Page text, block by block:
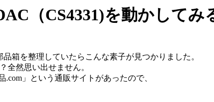
（CS4331)を動かしてみ
箱を整理していたらこんな素子が見つかりました。
全然思い出せません。
」という通販サイトがあったので、